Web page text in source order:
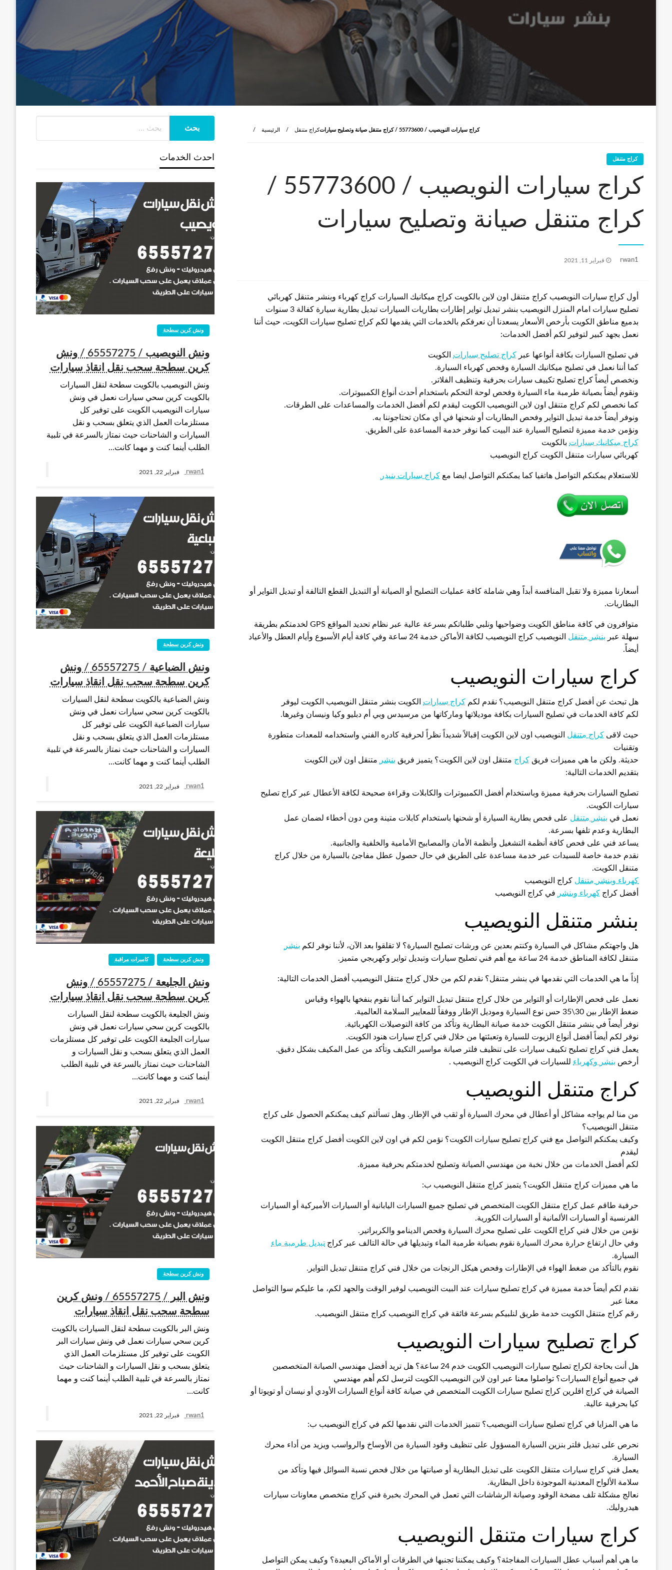
الرئيسية كراج متنقل كراج سيارات النويصيب / 55773600‬ / كراج متنقل صيانة وتصليح سيارات
كراج متنقل
كراج سيارات النويصيب / 55773600‬ /
كراج متنقل صيانة وتصليح سيارات
rwan1
نُشر
فبراير 11, 2021
أول كراج سيارات النويصيب كراج متنقل اون لاين بالكويت كراج ميكانيك السيارات كراج كهرباء وبنشر متنقل كهربائي
تصليح سيارات امام المنزل النويصيب بنشر تبديل تواير إطارات بطاريات السيارات تبديل بطارية سيارة كفالة 3 سنوات
بدميع مناطق الكويت بأرخص الأسعار يسعدنا أن نعرفكم بالخدمات التي يقدمها لكم كراج تصليح سيارات الكويت، حيث أننا
نعمل بجهد كبير لتوفير لكم أفضل الخدمات:
في تصليح السيارات بكافة أنواعها عبر كراج تصليح سيارات الكويت
كما أننا نعمل في تصليح ميكانيك السيارة وفحص كهرباء السيارة.
ونخصص أيضاً كراج تصليح تكييف سيارات بحرفية وتنظيف الفلاتر.
ونقوم أيضاً بصيانة طرمبة ماء السيارة وفحص لوحة التحكم باستخدام أحدث أنواع الكمبيوترات.
كما نخصص لكم كراج متنقل اون لاين النويصيب الكويت ليقدم لكم أفضل الخدمات والمساعدات على الطرقات.
ونوفر أيضاً خدمة تبديل التواير وفحص البطاريات أو شحنها في أي مكان تحتاجوننا به.
ونؤمن خدمة مميزة لتصليح السيارة عند البيت كما نوفر خدمة المساعدة على الطريق.
كراج ميكانيك سيارات بالكويت
كهربائي سيارات متنقل الكويت كراج النويصيب
للاستعلام يمكنكم التواصل هاتفيا كما يمكنكم التواصل ايضا مع كراج سيارات بنيدر
أسعارنا مميزة ولا تقبل المنافسة أبداً وهي شاملة كافة عمليات التصليح أو الصيانة أو التبديل القطع التالفة أو تبديل التواير أو
البطاريات.
متوافرون في كافة مناطق الكويت وضواحيها ونلبي طلباتكم بسرعة عالية عبر نظام تحديد المواقع GPS لخدمتكم بطريقة
سهلة عبر بنشر متنقل
النويصيب كراج النويصيب لكافة الأماكن خدمة 24 ساعة وفي كافة أيام الأسبوع وأيام العطل والأعياد
أيضاً.
كراج سيارات النويصيب
هل تبحث عن أفضل كراج متنقل النويصيب؟ نقدم لكم كراج سيارات الكويت بنشر متنقل النويصيب الكويت ليوفر
لكم كافة الخدمات في تصليح السيارات بكافة موديلاتها وماركاتها من مرسيدس وبي أم دبليو وكيا ونيسان وغيرها.
حيث لاقى كراج متنقل النويصيب اون لاين الكويت إقبالاً شديداً نظراً لحرفية كادره الفني واستخدامه للمعدات متطورة
وتقنيات
حديثة. ولكن ما هي مميزات فريق كراج متنقل اون لاين الكويت؟ يتميز فريق بنشر
متنقل اون لاين الكويت
بتقديم الخدمات التالية:
تصليح السيارات بحرفية مميزة وباستخدام أفضل الكمبيوترات والكابلات وقراءة صحيحة لكافة الأعطال عبر كراج تصليح
سيارات الكويت.
نعمل في بنشر متنقل على فحص بطارية السيارة أو شحنها باستخدام كابلات متينة ومن دون أخطاء لضمان عمل
البطارية وعدم تلفها بسرعة.
يساعد فني على فحص كافة أنظمة التشغيل وأنظمة الأمان والمصابيح الأمامية والخلفية والجانبية.
نقدم خدمة خاصة للسيدات عبر خدمة مساعدة على الطريق في حال حصول عطل مفاجئ بالسيارة من خلال كراج
متنقل الكويت.
كهرباء وبنشر متنقل كراج النويصيب
أفضل كراج كهرباء وبنشر في كراج النويصيب
بنشر متنقل النويصيب
هل واجهتكم مشاكل في السيارة وكنتم بعدين عن ورشات تصليح السيارة؟ لا تقلقوا بعد الآن، لأننا نوفر لكم بنشر
متنقل لكافة المناطق خدمة 24 ساعة مع أهم فني تصليح سيارات وتبديل تواير وكهربجي متميز.
إذاً ما هي الخدمات التي نقدمها في بنشر متنقل؟ نقدم لكم من خلال كراج متنقل النويصيب أفضل الخدمات التالية:
نعمل على فحص الإطارات أو التواير من خلال كراج متنقل تبديل التواير كما أننا نقوم بنفخها بالهواء وقياس
ضغط الإطار بين 30\35 حس نوع السيارة وموديل الإطار ووفقاً للمعايير السلامة العالمية.
نوفر أيضاً في بنشر متنقل الكويت خدمة صيانة البطارية وتأكد من كافة التوصيلات الكهربائية.
نوفر لكم أيضاً أفضل أنواع الزيوت للسيارة وتعبئتها من خلال فني كراج سيارات هنود الكويت.
يعمل فني كراج تصليح تكييف سيارات على تنظيف فلتر صيانة مواسير التكيف وتأكد من عمل المكيف بشكل دقيق.
أرخص بنشر وكهرباء للسيارات في الكويت كراج النويصيب .
كراج متنقل النويصيب
من منا لم يواجه مشاكل أو أعطال في محرك السيارة أو ثقب في الإطار. وهل تسألتم كيف يمكنكم الحصول على كراج
متنقل النويصيب؟
وكيف يمكنكم التواصل مع فني كراج تصليح سيارات الكويت؟ نؤمن لكم في اون لاين الكويت أفضل كراج متنقل الكويت
ليقدم
لكم أفضل الخدمات من خلال نخبة من مهندسي الصيانة وتصليح لخدمتكم بحرفية مميزة.
ما هي مميزات كراج متنقل الكويت؟ يتميز كراج متنقل النويصيب ب:
حرفية طاقم عمل كراج متنقل الكويت المتخصص في تصليح جميع السيارات اليابانية أو السيارات الأميركية أو السيارات
الفرنسية أو السيارات الألمانية أو السيارات الكورية.
نؤمن من خلال فني كراج الكويت على تصليح محرك السيارة وفحص الدينامو والكربراتير.
وفي حال ارتفاع حرارة محرك السيارة نقوم بصيانة طرمبة الماء وتبديلها في حالة التالف عبر كراج تبديل طرمبة ماء
السيارة.
نقوم بالتأكد من ضغط الهواء في الإطارات وفحص هيكل الرنجات من خلال فني كراج متنقل تبديل التواير.
نقدم لكم أيضاً خدمة مميزة في كراج تصليح سيارات عند البيت النويصيب لوفير الوقت والجهد لكم، ما عليكم سوا التواصل
معنا عبر
رقم كراج متنقل الكويت خدمة طريق لنلبيكم بسرعة فائقة في كراج النويصيب كراج متنقل النويصيب.
كراج تصليح سيارات النويصيب
هل أنت بحاجة لكراج تصليح سيارات النويصيب الكويت خدم 24 ساعة؟ هل تريد أفضل مهندسي الصيانة المتخصصين
في جميع أنواع السيارات؟ تواصلوا معنا عبر اون لاين النويصيب الكويت لترسل لكم أهم مهندسي
الصيانة في كراج اقلرين كراج تصليح سيارات الكويت المتخصص في صيانة كافة أنواع السيارات الأودي أو نيسان أو تويوتا أو
كيا بحرفية عالية.
ما هي المزايا في كراج تصليح سيارات النويصيب؟ تتميز الخدمات التي نقدمها لكم في كراج النويصيب ب:
نحرص على تبديل فلتر بنزين السيارة المسؤول على تنظيف وقود السيارة من الأوساخ والرواسب ويزيد من أداء محرك
السيارة.
يعمل فني كراج سيارات متنقل الكويت على تبديل البطارية أو صيانتها من خلال فحص نسبة السوائل فيها وتأكد من
سلامة الألواح المعدنية الموجودة داخل البطارية.
نعالج مشكلة تلف مضخة الوقود وصيانة الرشاشات التي تعمل في المحرك بخبرة فني كراج متخصص معاونات سيارات
هيدروليك.
كراج سيارات متنقل النويصيب
ما هي أهم أسباب عطل السيارات المفاجئة؟ وكيف يمكننا تجنبها في الطرقات أو الأماكن البعيدة؟ وكيف يمكن التواصل
احدث الخدمات
ونش كرين سطحة
ونش النويصيب / 65557275 / ونش
كرين سطحة سحب نقل انقاذ سيارات
ونش النويصيب بالكويت سطحة لنقل السيارات
بالكويت كرين سحي سيارات نعمل في ونش
سيارات النويصيب الكويت على توفير كل
مستلزمات العمل الذي يتعلق بسحب و نقل
السيارات و الشاحنات حيث نمتاز بالسرعة في تلبية
الطلب أينما كنت و مهما كانت…
rwan1 فبراير 22, 2021
ونش كرين سطحة
ونش الضباعية / 65557275 / ونش
كرين سطحة سحب نقل انقاذ سيارات
ونش الضباعية بالكويت سطحة لنقل السيارات
بالكويت كرين سحي سيارات نعمل في ونش
سيارات الضباعية الكويت على توفير كل
مستلزمات العمل الذي يتعلق بسحب و نقل
السيارات و الشاحنات حيث نمتاز بالسرعة في تلبية
الطلب أينما كنت و مهما كانت…
rwan1 فبراير 22, 2021
كاميرات مراقبة ونش كرين سطحة
ونش الجليعة / 65557275 / ونش
كرين سطحة سحب نقل انقاذ سيارات
ونش الجليعة بالكويت سطحة لنقل السيارات
بالكويت كرين سحي سيارات نعمل في ونش
سيارات الجليعة الكويت على توفير كل مستلزمات
العمل الذي يتعلق بسحب و نقل السيارات و
الشاحنات حيث نمتاز بالسرعة في تلبية الطلب
أينما كنت و مهما كانت…
rwan1 فبراير 22, 2021
ونش كرين سطحة
ونش البر / 65557275 / ونش كرين
سطحة سحب نقل انقاذ سيارات
ونش البر بالكويت سطحة لنقل السيارات بالكويت
كرين سحي سيارات نعمل في ونش سيارات البر
الكويت على توفير كل مستلزمات العمل الذي
يتعلق بسحب و نقل السيارات و الشاحنات حيث
نمتاز بالسرعة في تلبية الطلب أينما كنت و مهما
كانت…
rwan1 فبراير 22, 2021